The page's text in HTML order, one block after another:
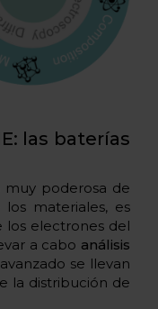
las baterías
muy poderosa de
materiales, es
los electrones del
a cabo análisis
se llevan
la distribución de